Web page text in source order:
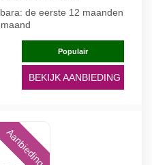
de eerste 12 maanden
Populair
BEKIJK AANBIEDING
Aanbieding